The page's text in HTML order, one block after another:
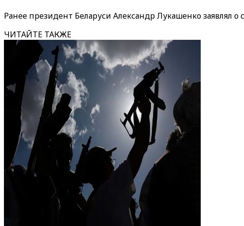
Ранее президент Беларуси Александр Лукашенко заявлял
ЧИТАЙТЕ ТАКЖЕ